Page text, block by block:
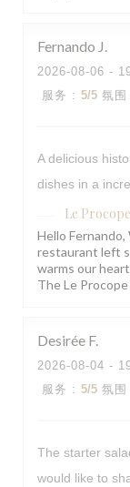
Fernando J
2026-08-06 -
服务 : 5/5 氛围
A delicious
dishes in a
Le Procope
Hello
restaurant left
warms our
The Le
Desirée F
2026-08-04 -
服务 : 5/5 氛围
The starter
would like to